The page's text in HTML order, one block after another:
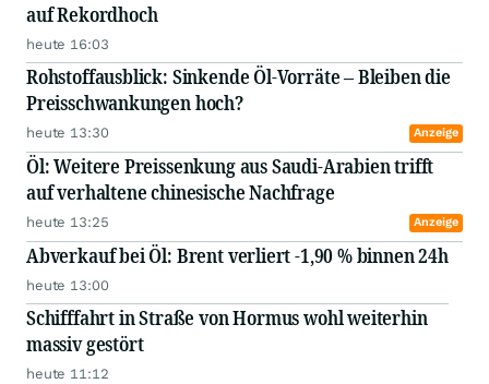
auf Rekordhoch
heute 16:03
Rohstoffausblick: Sinkende Öl-Vorräte – Bleiben die
Preisschwankungen hoch?
heute 13:30 Anzeige
Öl: Weitere Preissenkung aus Saudi-Arabien trifft
auf verhaltene chinesische Nachfrage
heute 13:25 Anzeige
Abverkauf bei Öl: Brent verliert -1,90 % binnen 24h
heute 13:00
Schifffahrt in Straße von Hormus wohl weiterhin
massiv gestört
heute 11:12